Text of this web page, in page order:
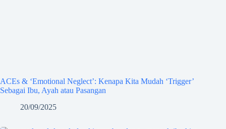
ACEs & ‘Emotional Neglect’: Kenapa Kita Mudah ‘Trigger’
Sebagai Ibu, Ayah atau Pasangan
20/09/2025